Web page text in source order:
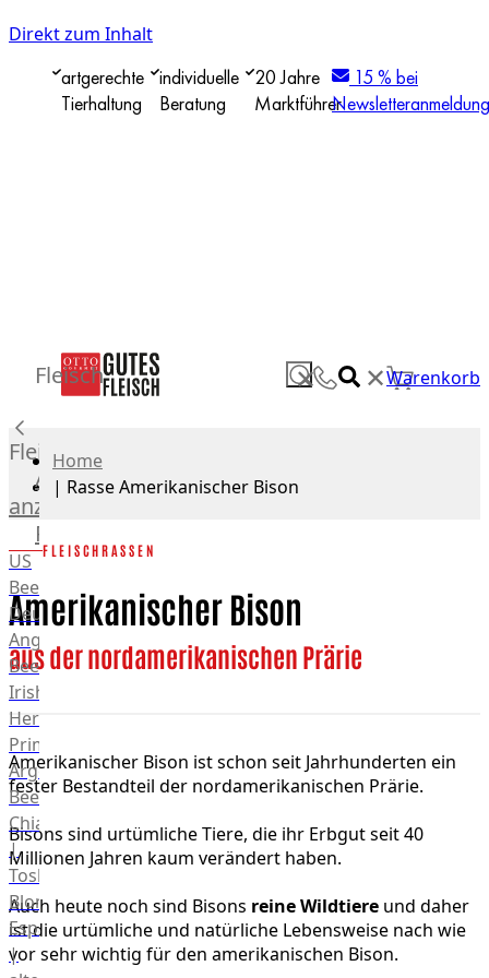
Direkt zum Inhalt
artgerechte
Tierhaltung
individuelle
Beratung
20 Jahre
Marktführer
15 % bei
Newsletteranmeldung
✕ ✕Warenkorb
Fleisch
Fleisch
Alle
anzeigen
Rind
US
Beef
Deutsches
Angus
Beef
Irish
Hereford
Prime
Argentina
Beef
Chianina
|
Toskana
Blonda
Espanola
|
Home
| Rasse Amerikanischer Bison
FLEISCHRASSEN
Amerikanischer Bison
aus der nordamerikanischen Prärie
Amerikanischer Bison ist schon seit Jahrhunderten ein
fester Bestandteil der nordamerikanischen Prärie.
Bisons sind urtümliche Tiere, die ihr Erbgut seit 40
Millionen Jahren kaum verändert haben.
Auch heute noch sind Bisons reine Wildtiere und daher
ist die urtümliche und natürliche Lebensweise nach wie
vor sehr wichtig für den amerikanischen Bison.